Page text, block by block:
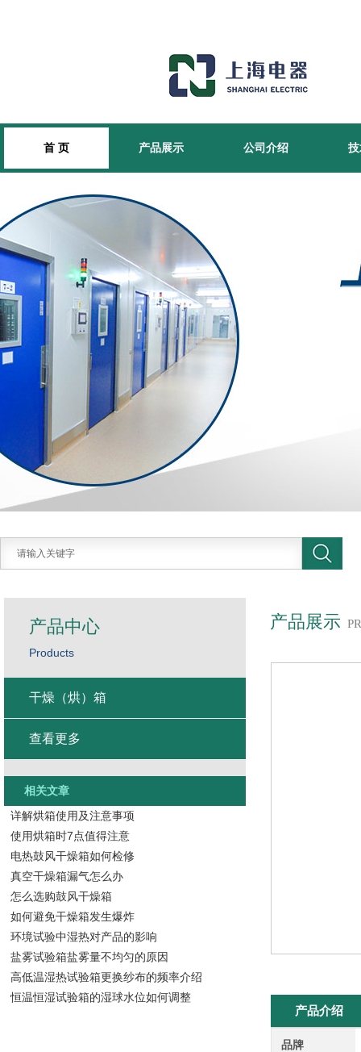
首 页 产品展示 公司介绍
产品展示
产品介绍
品牌
产品中心
Products
干燥（烘）箱
查看更多
相关文章
详解烘箱使用及注意事项
使用烘箱时7点值得注意
电热鼓风干燥箱如何检修
真空干燥箱漏气怎么办
怎么选购鼓风干燥箱
如何避免干燥箱发生爆炸
环境试验中湿热对产品的影响
盐雾试验箱盐雾量不均匀的原因
高低温湿热试验箱更换纱布的频率介绍
恒温恒湿试验箱的湿球水位如何调整